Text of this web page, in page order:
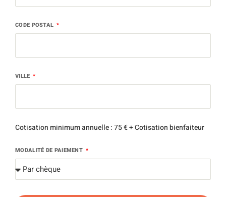
CODE POSTAL
VILLE
Cotisation minimum annuelle : 75 € + Cotisation bienfaiteur
MODALITÉ DE PAIEMENT